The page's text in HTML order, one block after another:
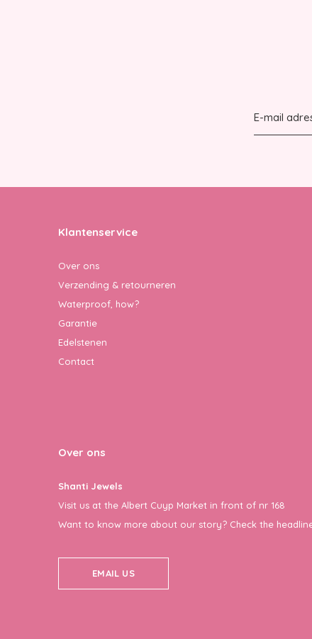
Klantenservice
Over ons
Verzending & retourneren
Waterproof, how?
Garantie
Edelstenen
Contact
Over ons
Shanti Jewels
Visit us at the Albert Cuyp Market in front of nr 168
Want to know more about our story? Check the
EMAIL US